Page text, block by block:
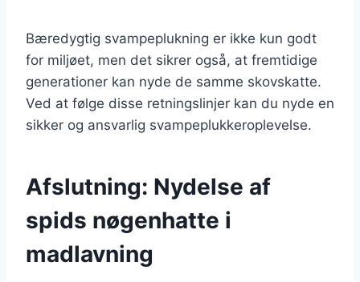
Bæredygtig svampeplukning er ikke kun godt
for miljøet, men det sikrer også, at fremtidige
generationer kan nyde de samme skovskatte.
Ved at følge disse retningslinjer kan du nyde en
sikker og ansvarlig svampeplukkeroplevelse.
Afslutning: Nydelse af
spids nøgenhatte i
madlavning